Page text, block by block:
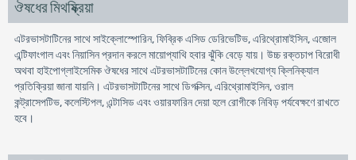
ঔষধের মিথষ্ক্রিয়া
এটরভাসটাটিনের সাথে সাইক্লোস্পোরিন, ফিব্রিক এসিড ডেরিভেটিভ, এরিথ্রোমাইসিন, এজোল
এন্টিফাংগাল এবং নিয়াসিন প্রদান করলে মায়োপ্যাথি হবার ঝুঁকি বেড়ে যায়। উচ্চ রক্তচাপ বিরোধী
অথবা হাইপোগ্লাইসেমিক ঔষধের সাথে এটরভাসটাটিনের কোন উল্লেখযোগ্য ক্লিনিক্যাল
প্রতিক্রিয়া জানা যায়নি। এটরভাসটাটিনের সাথে ডিগক্সিন, এরিথ্রোমাইসিন, ওরাল
কন্ট্রাসেপটিভ, কলেস্টিপল, এন্টাসিড এবং ওয়ারফারিন দেয়া হলে রোগীকে নিবিড় পর্যবেক্ষণে রাখতে
হবে।